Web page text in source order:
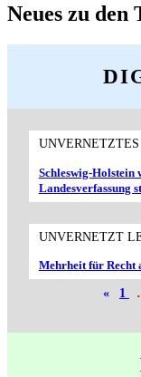
Neues zu den
Schleswig-Holstein
Landesverfassung
UNVERNETZT
Mehrheit für Recht
« 1